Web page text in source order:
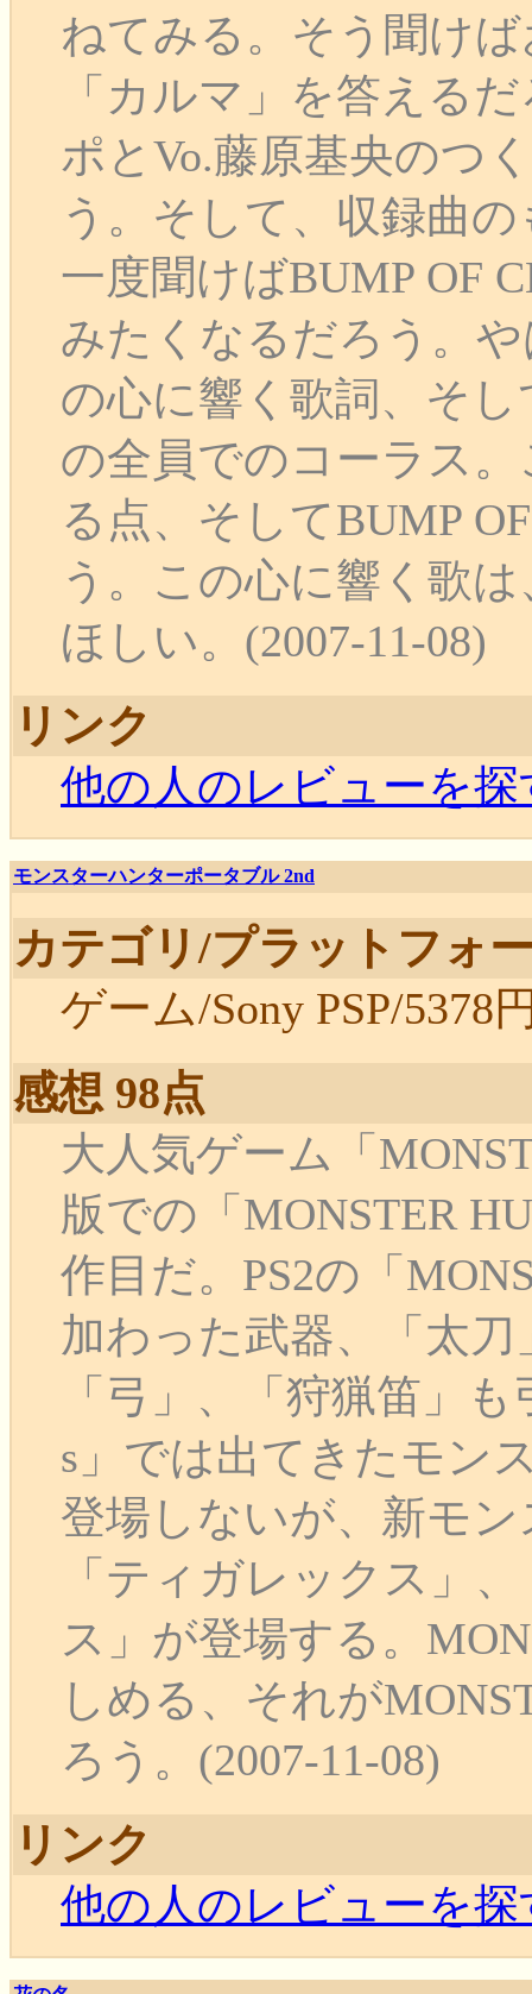
ねてみる。そう聞け
「カルマ」を答える
ポとVo.藤原基央のつ
う。そして、収録曲の
一度聞けばBUMP OF
みたくなるだろう。
の心に響く歌詞、そし
の全員でのコーラス。
る点、そしてBUMP
う。この心に響く歌
ほしい。(2007-11-08)
リンク
他の人のレビューを探
モンスターハンターポータブル 2nd
カテゴリ/プラットフォ
ゲーム/Sony PSP/5378
感想 98点
大人気ゲーム「
版での「MONSTER
作目だ。PS2の「
加わった武器、「太
「弓」、「狩猟笛」
s」では出てきたモン
登場しないが、新モ
「ティガレックス」
ス」が登場する。
しめる、それが
ろう。(2007-11-08)
リンク
他の人のレビューを探